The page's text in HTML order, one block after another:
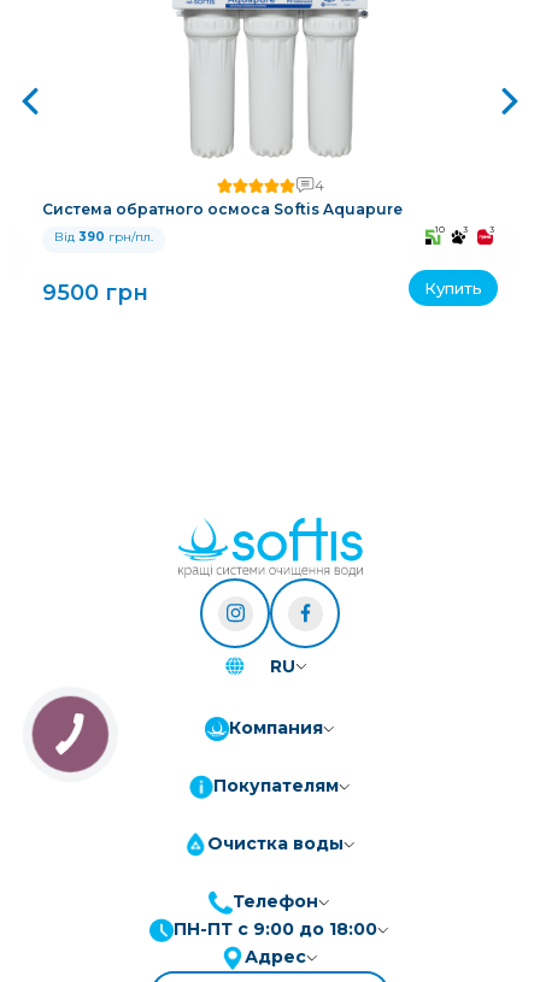
ПриватБанк
3-10 платежів, кредит 0.01%
4
Система обратного осмоса Softis Aquapure
Від 390 грн/пл. 10 3 3
9500 грн Купить
RU
Компания
Покупателям
Очистка воды
Телефон
ПН-ПТ с 9:00 до 18:00
Адрес